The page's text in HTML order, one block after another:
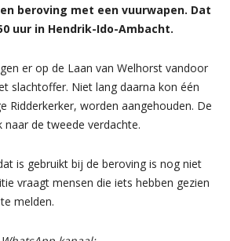
beroving met een vuurwapen. Dat
uur in Hendrik-Ido-Ambacht.
er op de Laan van Welhorst vandoor
slachtoffer. Niet lang daarna kon één
Ridderkerker, worden aangehouden. De
de tweede verdachte.
is gebruikt bij de beroving is nog niet
vraagt mensen die iets hebben gezien
melden.